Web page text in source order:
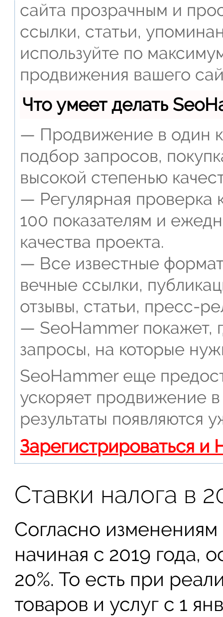
сайта прозрачным и
ссылки, статьи,
используйте по
продвижения вашего
Что умеет делать
— Продвижение в один
подбор запросов,
высокой степенью
— Регулярная проверка
100 показателям и
качества проекта.
— Все известные
вечные ссылки,
отзывы, статьи, пресс-
— SeoHammer покажет,
запросы, на которые
SeoHammer еще
ускоряет продвижение
результаты появляются
Зарегистрироваться и
Ставки налога в
Согласно изменениям
начиная с 2019 года,
20%. То есть при
товаров и услуг с 1